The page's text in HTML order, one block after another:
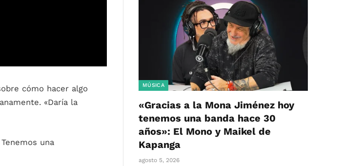
cómo hacer algo
«Daría la
una
MÚSICA
«Gracias a la Mona Jiménez hoy
tenemos una banda hace 30
años»: El Mono y Maikel de
Kapanga
agosto 5, 2026